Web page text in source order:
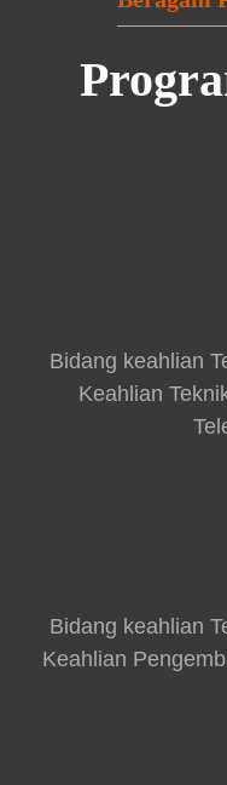
Bidang keahlian
Keahlian
Bidang keahlian
Keahlian